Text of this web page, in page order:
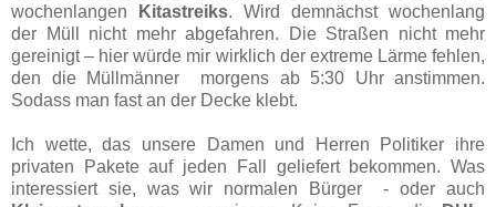
wochenlangen
Kitastreiks. Wird demnächst wochenlang
der Müll nicht mehr abgefahren. Die Straßen nicht mehr
gereinigt – hier würde mir wirklich der extreme Lärme fehlen,
den die Müllmänner morgens ab 5:30 Uhr anstimmen.
Sodass man fast an der Decke klebt.
Ich wette, das unsere Damen und Herren Politiker ihre
privaten Pakete auf jeden Fall geliefert bekommen. Was
interessiert sie, was wir normalen Bürger - oder auch